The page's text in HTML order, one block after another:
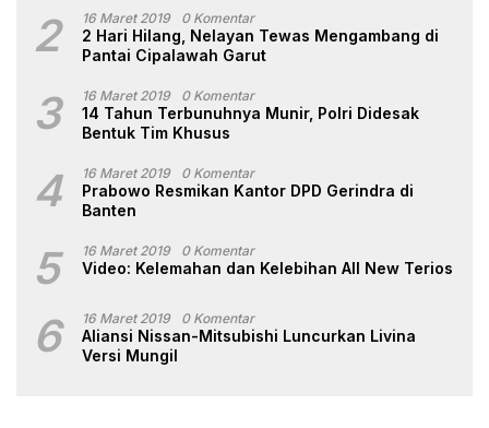
2 16 Maret 2019 0 Komentar
2 Hari Hilang, Nelayan Tewas Mengambang di
Pantai Cipalawah Garut
3 16 Maret 2019 0 Komentar
14 Tahun Terbunuhnya Munir, Polri Didesak
Bentuk Tim Khusus
4 16 Maret 2019 0 Komentar
Prabowo Resmikan Kantor DPD Gerindra di
Banten
5 16 Maret 2019 0 Komentar
Video: Kelemahan dan Kelebihan All New Terios
6 16 Maret 2019 0 Komentar
Aliansi Nissan-Mitsubishi Luncurkan Livina
Versi Mungil